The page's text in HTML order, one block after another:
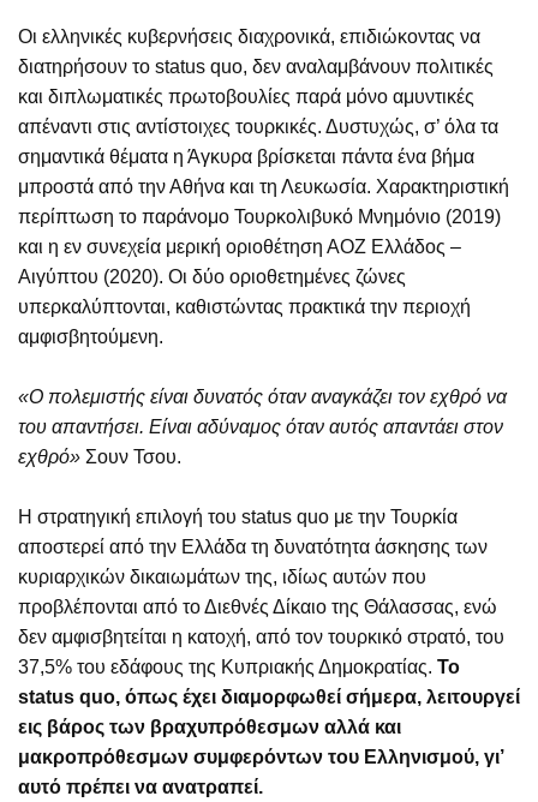
Οι ελληνικές κυβερνήσεις διαχρονικά, επιδιώκοντας να
διατηρήσουν το status quo, δεν αναλαμβάνουν πολιτικές
και διπλωματικές πρωτοβουλίες παρά μόνο αμυντικές
απέναντι στις αντίστοιχες τουρκικές. Δυστυχώς, σ’ όλα τα
σημαντικά θέματα η Άγκυρα βρίσκεται πάντα ένα βήμα
μπροστά από την Αθήνα και τη Λευκωσία. Χαρακτηριστική
περίπτωση το παράνομο Τουρκολιβυκό Μνημόνιο (2019)
και η εν συνεχεία μερική οριοθέτηση ΑΟΖ Ελλάδος –
Αιγύπτου (2020). Οι δύο οριοθετημένες ζώνες
υπερκαλύπτονται, καθιστώντας πρακτικά την περιοχή
αμφισβητούμενη.
«Ο πολεμιστής είναι δυνατός όταν αναγκάζει τον εχθρό να
του απαντήσει. Είναι αδύναμος όταν αυτός απαντάει στον
εχθρό» Σουν Τσου.
Η στρατηγική επιλογή του status quo με την Τουρκία
αποστερεί από την Ελλάδα τη δυνατότητα άσκησης των
κυριαρχικών δικαιωμάτων της, ιδίως αυτών που
προβλέπονται από το Διεθνές Δίκαιο της Θάλασσας, ενώ
δεν αμφισβητείται η κατοχή, από τον τουρκικό στρατό, του
37,5% του εδάφους της Κυπριακής Δημοκρατίας. Το
status quo, όπως έχει διαμορφωθεί σήμερα, λειτουργεί
εις βάρος των βραχυπρόθεσμων αλλά και
μακροπρόθεσμων συμφερόντων του Ελληνισμού, γι’
αυτό πρέπει να ανατραπεί.